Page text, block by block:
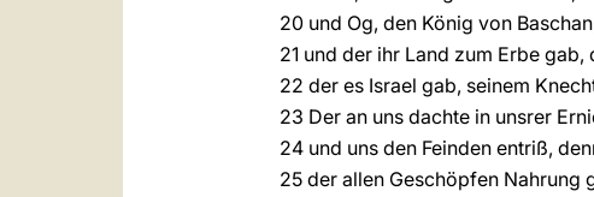
20 und Og, den König von
21 und der ihr Land zum Erbe
22 der es Israel gab, seinem
23 Der an uns dachte in unsrer
24 und uns den Feinden entriß,
25 der allen Geschöpfen Nahrung